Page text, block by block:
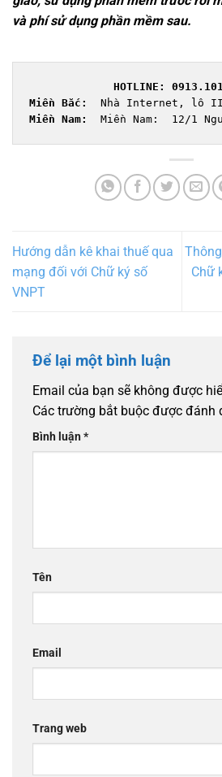
và phí sử dụng phần mềm sau.
HOTLINE:
Miền Bắc:
Miền Nam: Miền Nam:  12/1
Hướng dẫn kê khai thuế qua
mạng đối với Chữ ký số
VNPT
Chữ
Để lại một bình luận
Email của bạn sẽ không được
Các trường bắt buộc được đánh
Bình luận*
Tên
Email
Trang web